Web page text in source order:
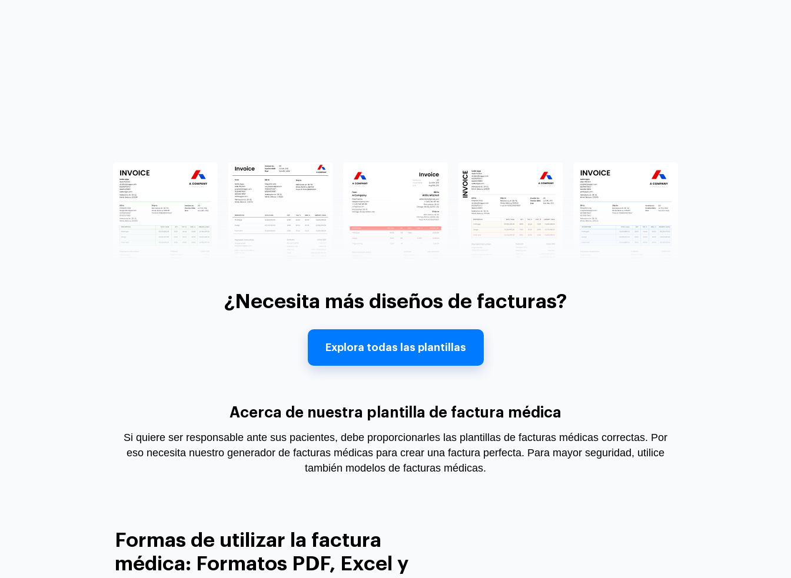
¿Necesita más diseños de facturas?
Explora todas las plantillas
Acerca de nuestra plantilla de factura médica
Si quiere ser responsable ante sus pacientes, debe proporcionarles las plantillas de facturas médicas correctas. Por
eso necesita nuestro generador de facturas médicas para crear una factura perfecta. Para mayor seguridad, utilice
también modelos de facturas médicas.
Formas de utilizar la factura
médica: Formatos PDF, Excel y